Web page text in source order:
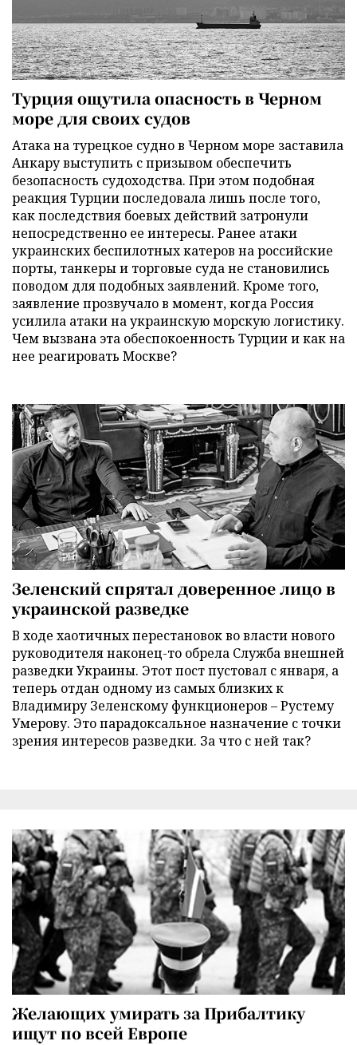
Турция ощутила опасность в Черном
море для своих судов
Атака на турецкое судно в Черном море заставила
Анкару выступить с призывом обеспечить
безопасность судоходства. При этом подобная
реакция Турции последовала лишь после того,
как последствия боевых действий затронули
непосредственно ее интересы. Ранее атаки
украинских беспилотных катеров на российские
порты, танкеры и торговые суда не становились
поводом для подобных заявлений. Кроме того,
заявление прозвучало в момент, когда Россия
усилила атаки на украинскую морскую логистику.
Чем вызвана эта обеспокоенность Турции и как на
нее реагировать Москве?
Зеленский спрятал доверенное лицо в
украинской разведке
В ходе хаотичных перестановок во власти нового
руководителя наконец-то обрела Служба внешней
разведки Украины. Этот пост пустовал с января, а
теперь отдан одному из самых близких к
Владимиру Зеленскому функционеров – Рустему
Умерову. Это парадоксальное назначение с точки
зрения интересов разведки. За что с ней так?
Желающих умирать за Прибалтику
ищут по всей Европе